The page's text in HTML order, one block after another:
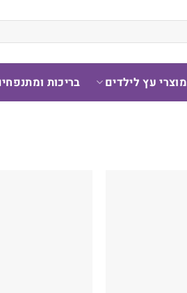
מוצרי עץ לילדים בריכות